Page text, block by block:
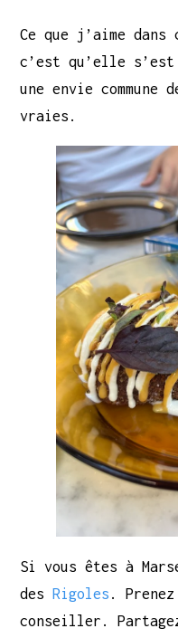
Ce que j’aime
c’est qu’elle
une envie commune
vraies.
Si vous êtes à
des
Rigoles .
conseiller.